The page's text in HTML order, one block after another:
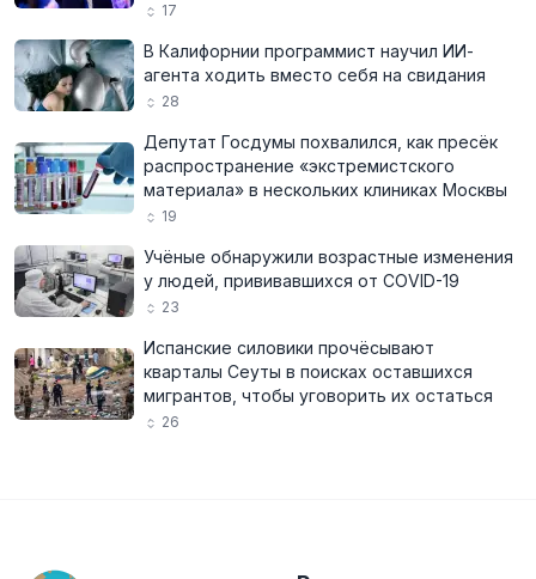
17
В Калифорнии программист научил ИИ-
агента ходить вместо себя на свидания
28
Депутат Госдумы похвалился, как пресёк
распространение «экстремистского
материала» в нескольких клиниках Москвы
19
Учёные обнаружили возрастные изменения
у людей, прививавшихся от COVID-19
23
Испанские силовики прочёсывают
кварталы Сеуты в поисках оставшихся
мигрантов, чтобы уговорить их остаться
26